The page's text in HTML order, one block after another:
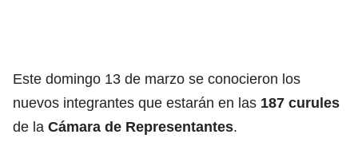
Este domingo 13 de marzo se conocieron los
nuevos integrantes que estarán en las 187 curules
de la Cámara de Representantes.